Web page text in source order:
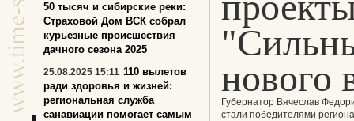
нового
Губернатор Вячеслав
стали победителями
50 тысяч и сибирские реки:
Страховой Дом ВСК собрал
курьезные происшествия
дачного сезона 2025
25.08.2025 15:11 110 вылетов
ради здоровья и жизней:
региональная служба
санавиации помогает самым